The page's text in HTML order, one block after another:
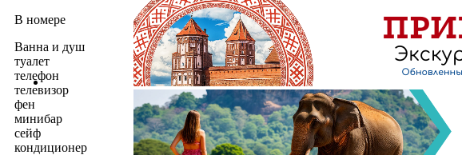
В номере
Ванна и душ
туалет
телефон
телевизор
фен
минибар
сейф
кондиционер